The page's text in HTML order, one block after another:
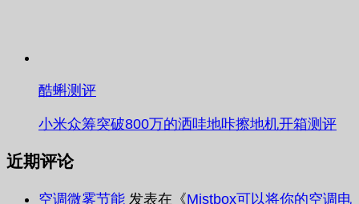
酷蝌测评
小米众筹突破800万的洒哇地咔擦地机开箱测评
近期评论
空调微雾节能 发表在《Mistbox可以将你的空调电